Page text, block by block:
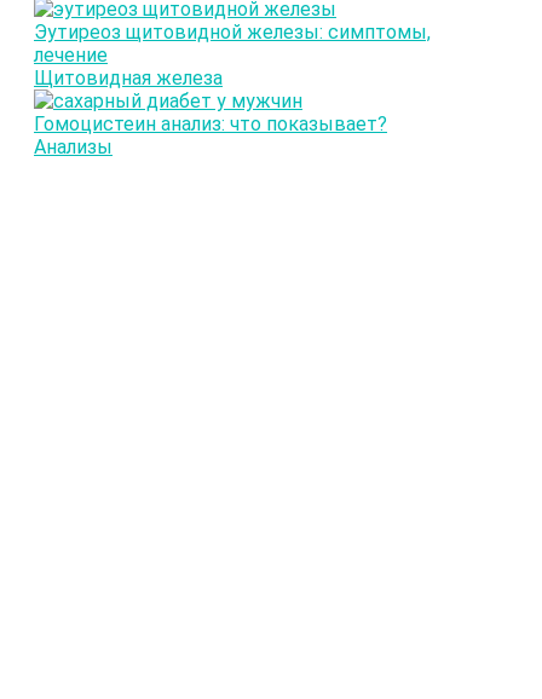
Эутиреоз щитовидной железы: симптомы,
лечение
Щитовидная железа
Гомоцистеин анализ: что показывает?
Анализы